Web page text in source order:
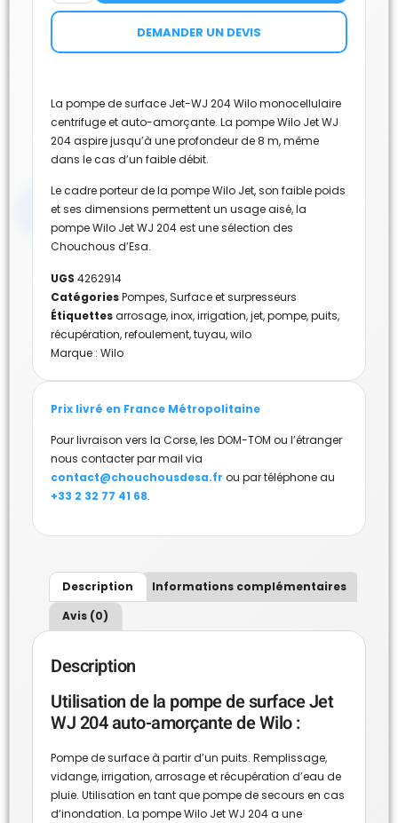
DEMANDER UN DEVIS
La pompe de surface Jet-WJ 204 Wilo monocellulaire
centrifuge et auto-amorçante. La pompe Wilo Jet WJ
204 aspire jusqu’à une profondeur de 8 m, même
dans le cas d’un faible débit.
Le cadre porteur de la pompe Wilo Jet, son faible poids
et ses dimensions permettent un usage aisé, la
pompe Wilo Jet WJ 204 est une sélection des
Chouchous d’Esa.
UGS 4262914
CatégoriesPompes,Surface et surpresseurs
Étiquettesarrosage,inox,irrigation,jet,pompe,puits,
récupération,refoulement,tuyau,wilo
Marque : Wilo
Prix livré en France Métropolitaine
Pour livraison vers la Corse, les DOM-TOM ou l’étranger
nous contacter par mail via
contact@chouchousdesa.fr ou par téléphone au
+33 2 32 77 41 68.
Description
Informations complémentaires
Avis (0)
Description
Utilisation de la pompe de surface Jet
WJ 204 auto-amorçante de Wilo :
Pompe de surface à partir d’un puits. Remplissage,
vidange, irrigation, arrosage et récupération d’eau de
pluie. Utilisation en tant que pompe de secours en cas
d’inondation. La pompe Wilo Jet WJ 204 a une